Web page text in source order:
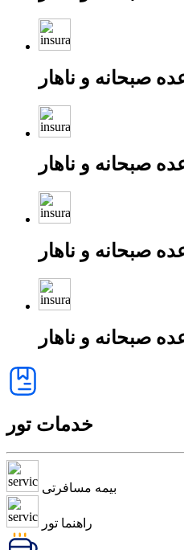
صبحانه و ناهار
صبحانه و ناهار
صبحانه و ناهار
صبحانه و ناهار
خدمات تور
بیمه مسافرتی
راهنما تور